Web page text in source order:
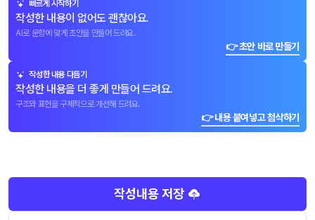
빠르게 시작하기
작성한 내용이 없어도 괜찮아요.
AI로 문항에 맞게 초안을 만들어 드려요.
👉 초안 바로 만들기
작성한 내용 다듬기
작성한 내용을 더 좋게 만들어 드려요.
구조와 표현을 구체적으로 개선해 드려요.
👉 내용 붙여넣고 첨삭하기
작성내용 저장